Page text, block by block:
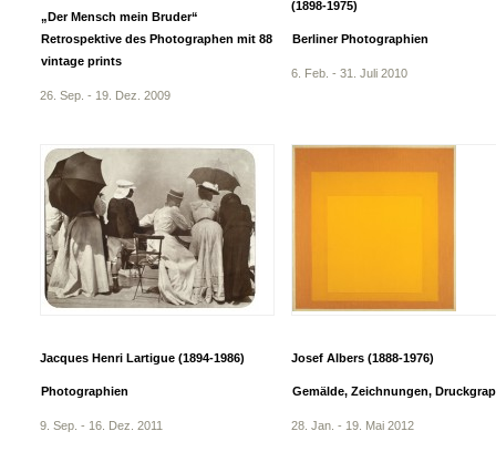
„Der Mensch mein Bruder“
Retrospektive des Photographen mit 88
vintage prints
26. Sep. - 19. Dez. 2009
(1898-1975)
Berliner Photographien
6. Feb. - 31. Juli 2010
Jacques Henri Lartigue (1894-1986)
Photographien
9. Sep. - 16. Dez. 2011
Josef Albers (1888-1976)
Gemälde, Zeichnungen,
28. Jan. - 19. Mai 2012